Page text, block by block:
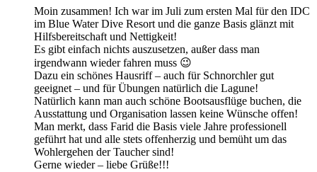
Moin zusammen! Ich war im Juli zum ersten Mal für den IDC
im Blue Water Dive Resort und die ganze Basis glänzt mit
Hilfsbereitschaft und Nettigkeit!
Es gibt einfach nichts auszusetzen, außer dass man
irgendwann wieder fahren muss 😉
Dazu ein schönes Hausriff – auch für Schnorchler gut
geeignet – und für Übungen natürlich die Lagune!
Natürlich kann man auch schöne Bootsausflüge buchen, die
Ausstattung und Organisation lassen keine Wünsche offen!
Man merkt, dass Farid die Basis viele Jahre professionell
geführt hat und alle stets offenherzig und bemüht um das
Wohlergehen der Taucher sind!
Gerne wieder – liebe Grüße!!!